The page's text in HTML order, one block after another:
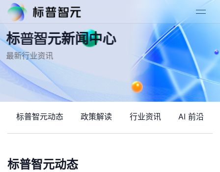
标普智元新闻中心
最新行业资讯
标普智元动态 政策解读 行业资讯 AI 前沿
标普智元动态